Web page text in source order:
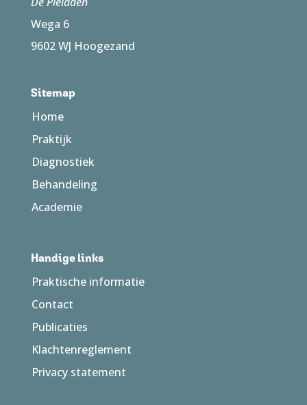
Wega 6
9602 WJ Hoogezand
Sitemap
Home
Praktijk
Diagnostiek
Behandeling
Academie
Handige links
Praktische informatie
Contact
Publicaties
Klachtenreglement
Privacy statement